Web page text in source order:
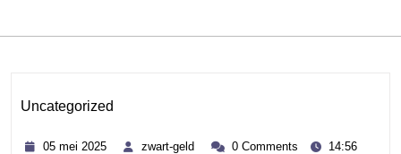
Uncategorized
05 mei 2025 zwart-geld
zwart- 0 Comments 14:56